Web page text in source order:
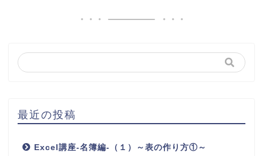
最近の投稿
Excel講座-名簿編-（１）～表の作り方①～